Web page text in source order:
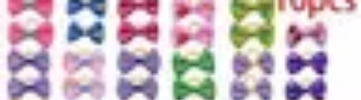
Destination Parfaite
Conseils de voyageConseils pratiquesPlanification de
voyageDécouverteVoyage Urbain
Destination Parfaite